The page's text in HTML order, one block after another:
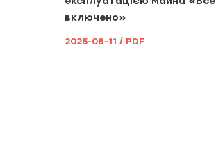
включено»
2025-08-11 / PDF